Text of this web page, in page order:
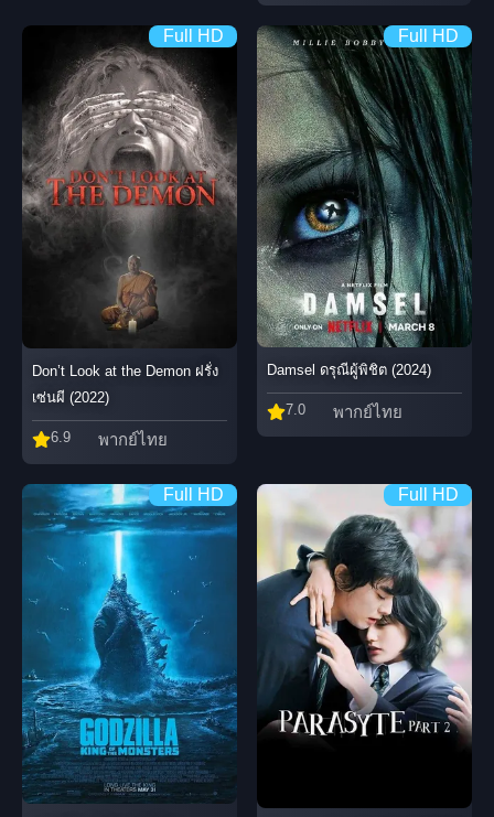
Full HD
Don’t Look at the Demon ฝรั่ง
เซ่นผี (2022)
6.9 พากย์ไทย
Full HD
Damsel ดรุณีผู้พิชิต (2024)
7.0 พากย์ไทย
Full HD Full HD